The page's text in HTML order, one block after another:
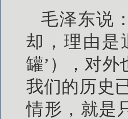
毛泽东说
却，理由是
罐’），对外
我们的历史
情形，就是